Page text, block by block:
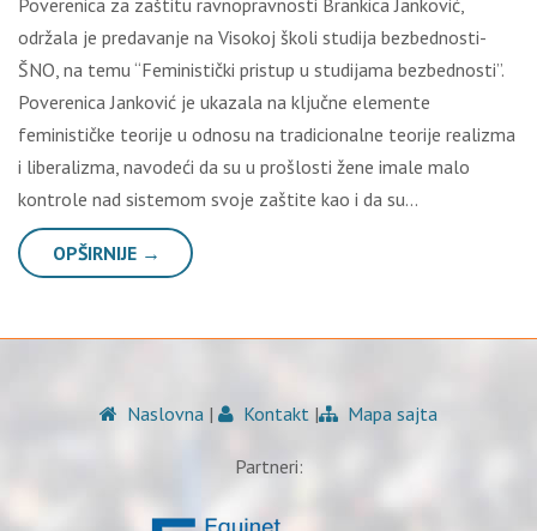
Poverenica za zaštitu ravnopravnosti Brankica Janković,
održala je predavanje na Visokoj školi studija bezbednosti-
ŠNO, na temu “Feministički pristup u studijama bezbednosti”.
Poverenica Janković je ukazala na klјučne elemente
feminističke teorije u odnosu na tradicionalne teorije realizma
i liberalizma, navodeći da su u prošlosti žene imale malo
kontrole nad sistemom svoje zaštite kao i da su…
OPŠIRNIJE →
Naslovna | Kontakt | Mapa sajta
Partneri: